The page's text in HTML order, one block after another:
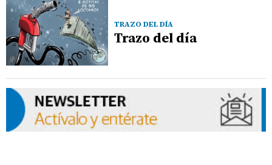
TRAZO DEL DÍA
Trazo del día